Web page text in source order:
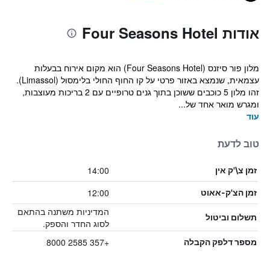
אודות Four Seasons Hotel
מלון פור סיזנס (Four Seasons Hotel) הוא מקום אירוח בבעלות
עצמאית, שנמצא באזור פרטי על קו החוף החולי בלימסול (Limassol).
זהו מלון 5 כוכבים ששוכן בתוך גנים טרופיים עם 2 בריכות מעוצבות,
ומגרש מואר אחד של...
עוד
טוב לדעת
זמן צ\'ק אין 14:00
זמן הצ'ק-אאוט 12:00
תשלום וביטול
המדיניות משתנה בהתאם
לסוג החדר והספק.
מספר דלפק הקבלה +357 2585 8000